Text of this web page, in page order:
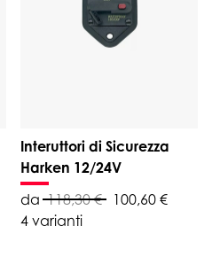
Interuttori di Sicurezza
Harken 12/24V
da 118,30 €
100,60 €
4 varianti